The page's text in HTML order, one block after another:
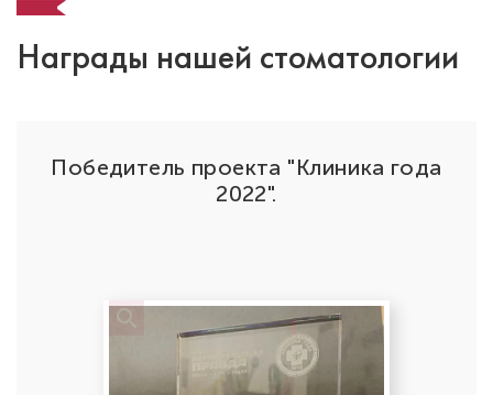
Стоматолог-терапевт
Специальность: терапия
Стаж работы: 2 года
Награды нашей стоматологии
Победитель проекта "Клиника года
2022".